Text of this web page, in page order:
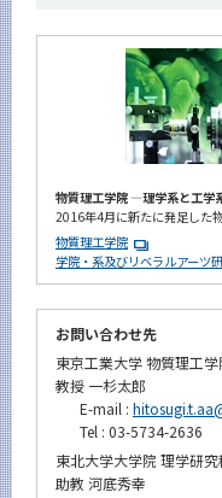
物質理工学院 ―理学系と工学
2016年4月に新たに発足した
物質理工学院
学院・系及びリベラルアーツ
お問い合わせ先
東京工業大学 物質理工
教授 一杉太郎
E-mail :
Tel : 03-5734-2636
東北大学大学院 理学研
助教 河底秀幸